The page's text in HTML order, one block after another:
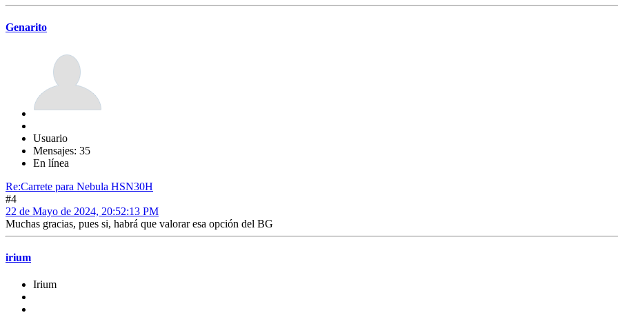
Genarito
Usuario
Mensajes: 35
En línea
Re:Carrete para Nebula HSN30H
#4
22 de Mayo de 2024, 20:52:13 PM
Muchas gracias, pues si, habrá que valorar esa opción del BG
irium
Irium